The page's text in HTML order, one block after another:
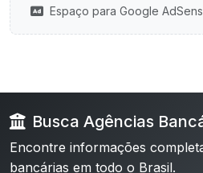
Espaço para Google
Busca Agências
Encontre informações
bancárias em todo o Brasil.